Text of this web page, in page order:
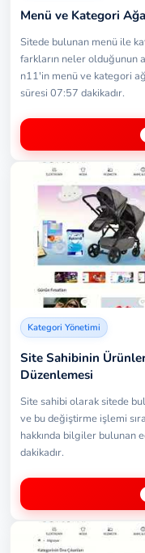
Menü ve Kategori
Sitede bulunan menü ile
farkların neler olduğunun
n11'in menü ve kategori
süresi 07:57 dakikadır.
Kategori Yönetimi
Site Sahibinin
Düzenlemesi
Site sahibi olarak sitede
ve bu değiştirme işlemi
hakkında bilgiler bulunan
dakikadır.